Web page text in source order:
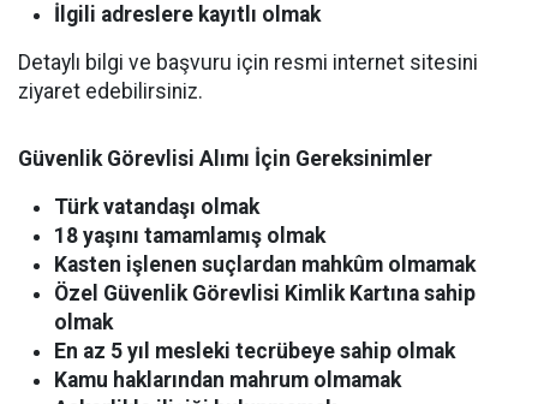
İlgili adreslere kayıtlı olmak
Detaylı bilgi ve başvuru için resmi internet sitesini
ziyaret edebilirsiniz.
Güvenlik Görevlisi Alımı İçin Gereksinimler
Türk vatandaşı olmak
18 yaşını tamamlamış olmak
Kasten işlenen suçlardan mahkûm olmamak
Özel Güvenlik Görevlisi Kimlik Kartına sahip
olmak
En az 5 yıl mesleki tecrübeye sahip olmak
Kamu haklarından mahrum olmamak